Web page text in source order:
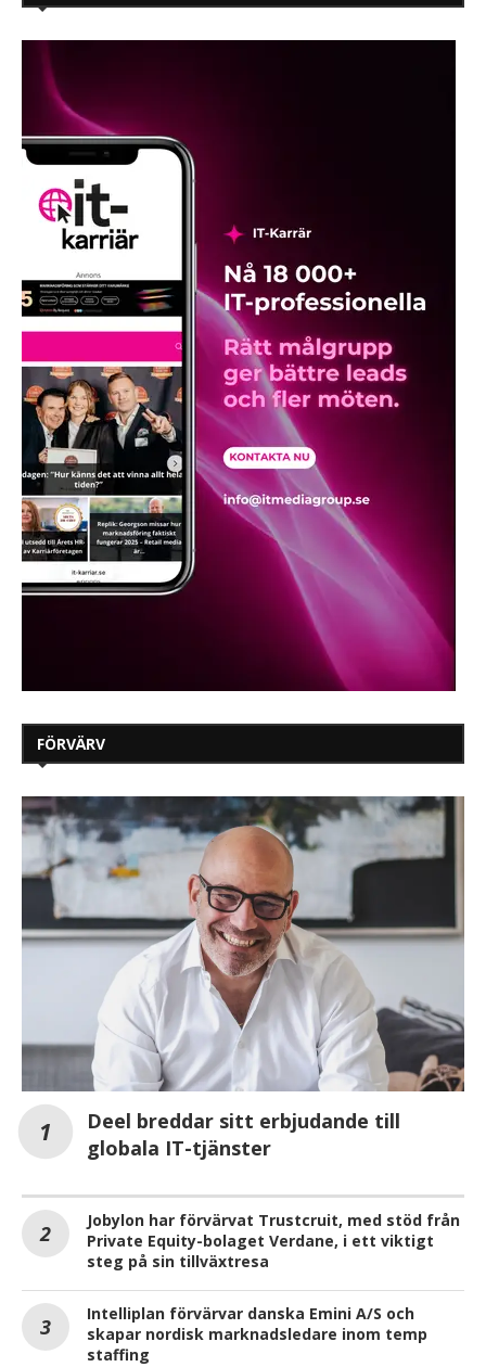
FÖRVÄRV
Deel breddar sitt erbjudande till
globala IT-tjänster
Jobylon har förvärvat Trustcruit, med stöd från
Private Equity-bolaget Verdane, i ett viktigt
steg på sin tillväxtresa
Intelliplan förvärvar danska Emini A/S och
skapar nordisk marknadsledare inom temp
staffing